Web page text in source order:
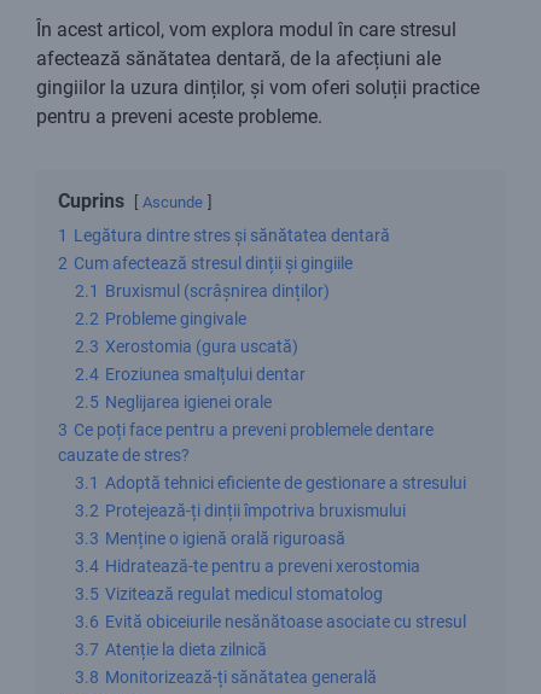
În acest articol, vom explora modul în care stresul
afectează sănătatea dentară, de la afecțiuni ale
gingiilor la uzura dinților, și vom oferi soluții practice
pentru a preveni aceste probleme.
Cuprins Ascunde
1 Legătura dintre stres și sănătatea dentară
2 Cum afectează stresul dinții și gingiile
2.1 Bruxismul (scrâșnirea dinților)
2.2 Probleme gingivale
2.3 Xerostomia (gura uscată)
2.4 Eroziunea smalțului dentar
2.5 Neglijarea igienei orale
3 Ce poți face pentru a preveni problemele dentare
cauzate de stres?
3.1 Adoptă tehnici eficiente de gestionare a stresului
3.2 Protejează-ți dinții împotriva bruxismului
3.3 Menține o igienă orală riguroasă
3.4 Hidratează-te pentru a preveni xerostomia
3.5 Vizitează regulat medicul stomatolog
3.6 Evită obiceiurile nesănătoase asociate cu stresul
3.7 Atenție la dieta zilnică
3.8 Monitorizează-ți sănătatea generală